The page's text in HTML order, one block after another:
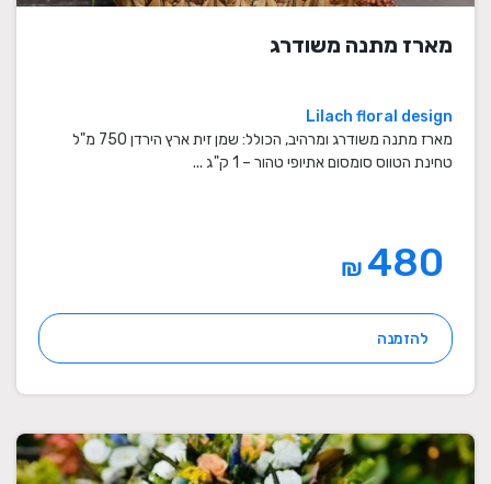
מארז מתנה משודרג
Lilach floral design
מארז מתנה משודרג ומרהיב, הכולל: שמן זית ארץ הירדן 750 מ"ל
טחינת הטווס סומסום אתיופי טהור – 1 ק"ג ...
₪
להזמנה